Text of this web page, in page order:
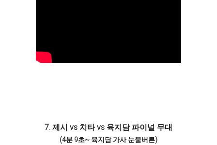
7. 제시 vs 치타 vs 육지담 파이널 무대
(4분 9초~ 육지담 가사 눈물버튼)